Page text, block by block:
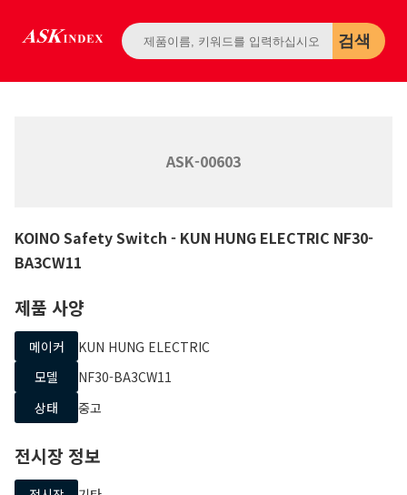
검색
ASK-00603
KOINO Safety Switch - KUN HUNG ELECTRIC NF30-
BA3CW11
제품 사양
메이커
KUN HUNG ELECTRIC
모델
NF30-BA3CW11
상태
중고
전시장 정보